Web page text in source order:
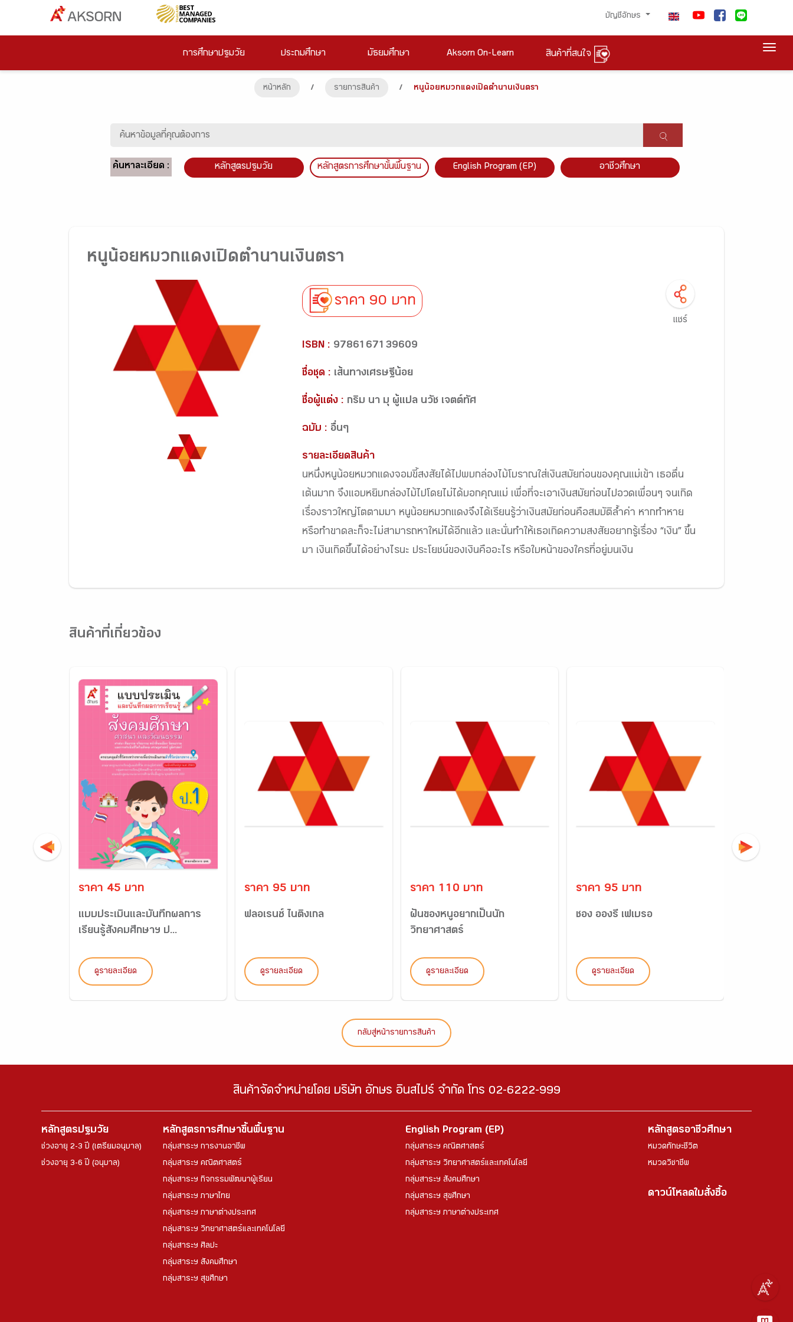
บัญชีอักษร
การศึกษาปฐมวัย ประถมศึกษา มัธยมศึกษา Aksorn On-Learn สินค้าที่สนใจ
หน้าหลัก / รายการสินค้า / หนูน้อยหมวกแดงเปิดตำนานเงินตรา
ค้นหาละเอียด : หลักสูตรปฐมวัย หลักสูตรการศึกษาขั้นพื้นฐาน English Program (EP) อาชีวศึกษา
หนูน้อยหมวกแดงเปิดตำนานเงินตรา
ราคา 90 บาท
แชร์
ISBN : 9786167139609
ชื่อชุด : เส้นทางเศรษฐีน้อย
ชื่อผู้แต่ง : กริม นา มุ ผู้แปล นวัช เจตต์ทัศ
ฉบับ : อื่นๆ
รายละเอียดสินค้า
นหนึ่งหนูน้อยหมวกแดงจอมขี้สงสัยได้ไปพบกล่องไม้โบราณใส่เงินสมัยก่อนของคุณแม่เข้า เธอตื่น
เต้นมาก จึงแอบหยิบกล่องไม้ไปโดยไม่ได้บอกคุณแม่ เพื่อที่จะเอาเงินสมัยก่อนไปอวดเพื่อนๆ จนเกิด
เรื่องราวใหญ่โตตามมา หนูน้อยหมวกแดงจึงได้เรียนรู้ว่าเงินสมัยก่อนคือสมบัติล้ำค่า หากทำหาย
หรือทำขาดละก็จะไม่สามารถหาใหม่ได้อีกแล้ว และนั่นทำให้เธอเกิดความสงสัยอยากรู้เรื่อง “เงิน” ขึ้น
มา เงินเกิดขึ้นได้อย่างไรนะ ประโยชน์ของเงินคืออะไร หรือใบหน้าของใครที่อยู่บนเงิน
สินค้าที่เกี่ยวข้อง
ราคา 45 บาท
แบบประเมินและบันทึกผลการ
เรียนรู้สังคมศึกษาฯ ป...
ดูรายละเอียด
ราคา 95 บาท
ฟลอเรนซ์ ไนติงเกล
ดูรายละเอียด
ราคา 110 บาท
ฝันของหนูอยากเป็นนัก
วิทยาศาสตร์
ดูรายละเอียด
ราคา 95 บาท
ชอง อองรี เฟเบรอ
ดูรายละเอียด
กลับสู่หน้ารายการสินค้า
สินค้าจัดจำหน่ายโดย บริษัท อักษร อินสไปร์ จำกัด โทร 02-6222-999
หลักสูตรปฐมวัย
ช่วงอายุ 2-3 ปี (เตรียมอนุบาล)
ช่วงอายุ 3-6 ปี (อนุบาล)
หลักสูตรการศึกษาขึ้นพื้นฐาน
กลุ่มสาระฯ การงานอาชีพ
กลุ่มสาระฯ คณิตศาสตร์
กลุ่มสาระฯ กิจกรรมพัฒนาผู้เรียน
กลุ่มสาระฯ ภาษาไทย
กลุ่มสาระฯ ภาษาต่างประเทศ
กลุ่มสาระฯ วิทยาศาสตร์และเทคโนโลยี
กลุ่มสาระฯ ศิลปะ
กลุ่มสาระฯ สังคมศึกษา
กลุ่มสาระฯ สุขศึกษา
English Program (EP)
กลุ่มสาระฯ คณิตศาสตร์
กลุ่มสาระฯ วิทยาศาสตร์และเทคโนโลยี
กลุ่มสาระฯ สังคมศึกษา
กลุ่มสาระฯ สุขศึกษา
กลุ่มสาระฯ ภาษาต่างประเทศ
หลักสูตรอาชีวศึกษา
หมวดทักษะชีวิต
หมวดวิชาชีพ
ดาวน์โหลดใบสั่งซื้อ